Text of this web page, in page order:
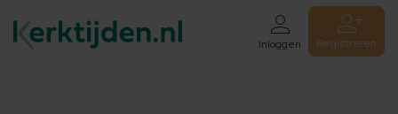
Inloggen Registreren